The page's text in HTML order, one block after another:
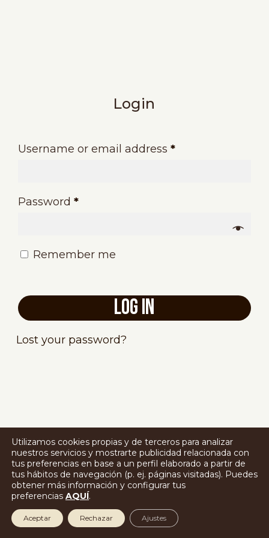
Login
Username or email address *
Password *
Remember me
LOG IN
Lost your password?
Utilizamos cookies propias y de terceros para analizar
nuestros servicios y mostrarte publicidad relacionada con
tus preferencias en base a un perfil elaborado a partir de
tus hábitos de navegación (p. ej. páginas visitadas). Puedes
obtener más información y configurar tus
preferencias AQUÍ.
Aceptar Rechazar Ajustes